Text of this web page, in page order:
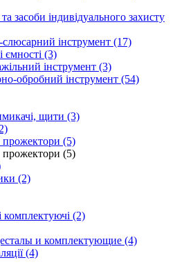
засоби індивідуального захисту
інструмент (17)
ємності (3)
інструмент (3)
обробний інструмент (54)
щити (3)
прожектори (5)
прожектори (5)
(2)
(2)
и комплектующие (4)
(4)